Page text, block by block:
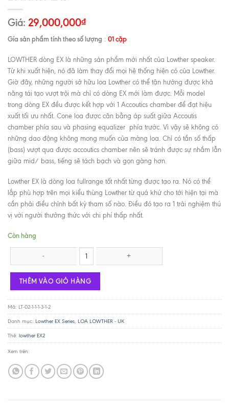
Giá: 29,000,000₫
Gía sản phẩm tính theo số lượng : 01 cặp
LOWTHER dòng EX là những sản phẩm mới nhất của Lowther speaker.
Từ khi xuất hiện, nó đã làm thay đổi mọi hệ thống hiện có của Lowther.
Giờ đây, những người sở hữu loa Lowther có thể tận hưởng được khả
năng tái tạo vượt trội mà chỉ có dòng EX mới làm được. Mỗi model
trong dòng EX đều được kết hợp với 1 Accoutics chamber để đạt hiệu
xuất tối ưu nhất. Cone loa được cân bằng áp suất giữa Accoutis
chamber phía sau và phasing equalizer phía trước. Vì vậy sẽ không có
những dao động không mong muốn của màng loa. Chỉ có tần số thấp
(bass) vượt qua được accoutics chamber nên sẽ tránh được sự nhầm lẫn
giữa mid/ bass, tiếng sẽ tách bạch và gọn gàng hơn.
Lowther EX là dòng loa fullrange tốt nhất từng được tạo ra. Nó có thể
lắp phù hợp trên mọi kiểu thùng Lowther từ quá khứ cho tới hiện tại mà
cần phải điều chỉnh bất kỳ tham số nào. Điều đó tạo ra 1 trải nghiệm thú
vị với người thưởng thức với chi phí thấp nhất.
Còn hàng
THÊM VÀO GIỎ HÀNG
Mã: LT-02-1-1-1-3-1-2
Danh mục: Lowther EX Series, LOA LOWTHER - UK
Thẻ: lowther EX2
Xem trên: